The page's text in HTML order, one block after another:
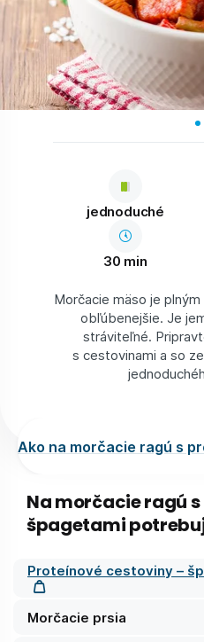
jednoduché
30 min
Morčacie mäso je
obľúbenejšie. Je
stráviteľné.
s cestovinami a so
Ako na morčacie ragú s
Na morčacie ragú
špagetami
Proteínové cestoviny –
Morčacie prsia